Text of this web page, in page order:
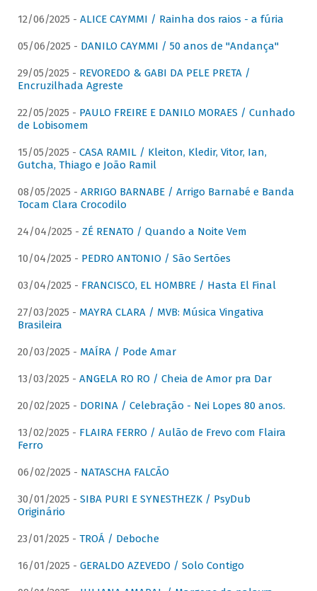
12/06/2025 - ALICE CAYMMI / Rainha dos raios - a fúria
05/06/2025 - DANILO CAYMMI / 50 anos de "Andança"
29/05/2025 - REVOREDO & GABI DA PELE PRETA /
Encruzilhada Agreste
22/05/2025 - PAULO FREIRE E DANILO MORAES / Cunhado
de Lobisomem
15/05/2025 - CASA RAMIL / Kleiton, Kledir, Vitor, Ian,
Gutcha, Thiago e João Ramil
08/05/2025 - ARRIGO BARNABE / Arrigo Barnabé e Banda
Tocam Clara Crocodilo
24/04/2025 - ZÉ RENATO / Quando a Noite Vem
10/04/2025 - PEDRO ANTONIO / São Sertões
03/04/2025 - FRANCISCO, EL HOMBRE / Hasta El Final
27/03/2025 - MAYRA CLARA / MVB: Música Vingativa
Brasileira
20/03/2025 - MAÍRA / Pode Amar
13/03/2025 - ANGELA RO RO / Cheia de Amor pra Dar
20/02/2025 - DORINA / Celebração - Nei Lopes 80 anos.
13/02/2025 - FLAIRA FERRO / Aulão de Frevo com Flaira
Ferro
06/02/2025 - NATASCHA FALCÃO
30/01/2025 - SIBA PURI E SYNESTHEZK / PsyDub
Originário
23/01/2025 - TROÁ / Deboche
16/01/2025 - GERALDO AZEVEDO / Solo Contigo